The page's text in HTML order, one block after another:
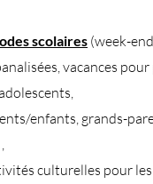
scolaires (week-
vacances
enfants, grands-
culturelles pour les